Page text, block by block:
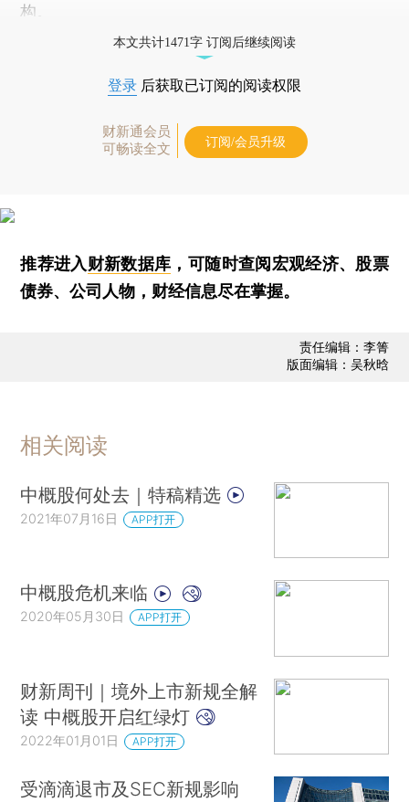
构。
本文共计1471字 订阅后继续阅读
登录 后获取已订阅的阅读权限
财新通会员
可畅读全文
订阅/会员升级
推荐进入财新数据库 ，可随时查阅宏观经济、股票
债券、公司人物，财经信息尽在掌握。
责任编辑：李箐
版面编辑：吴秋晗
相关阅读
中概股何处去｜特稿精选
2021年07月16日 APP打开
中概股危机来临
2020年05月30日 APP打开
财新周刊｜境外上市新规全解
读 中概股开启红绿灯
2022年01月01日 APP打开
受滴滴退市及SEC新规影响